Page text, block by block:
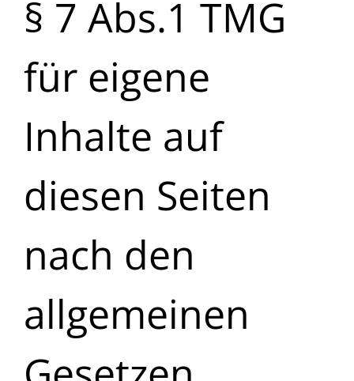
§ 7 Abs.1 TMG
für eigene
Inhalte auf
diesen Seiten
nach den
allgemeinen